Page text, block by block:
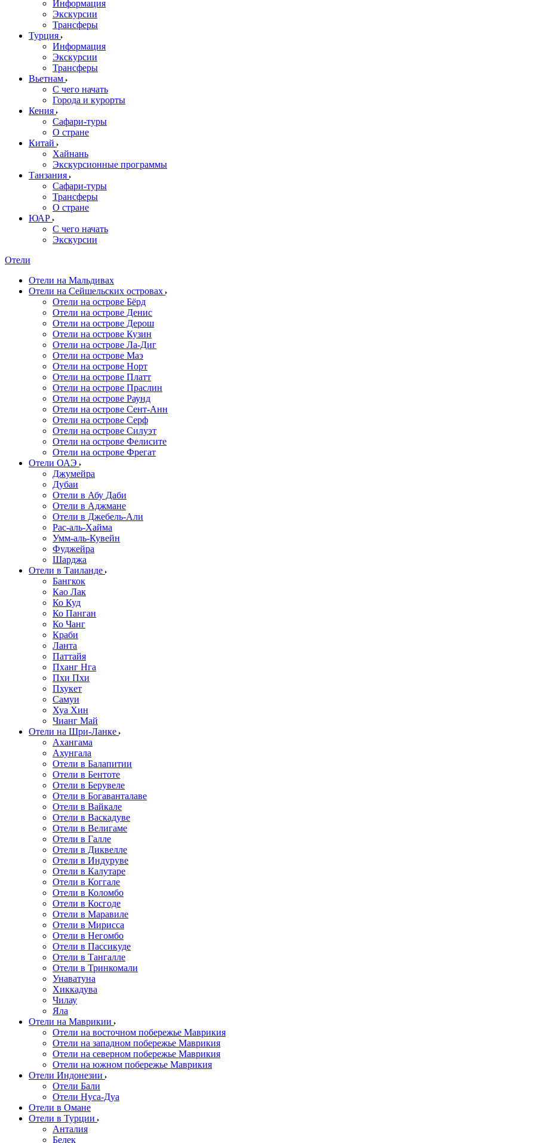
Информация
Экскурсии
Трансферы
Турция
Информация
Экскурсии
Трансферы
Вьетнам
С чего начать
Города и курорты
Кения
Сафари-туры
О стране
Китай
Хайнань
Экскурсионные программы
Танзания
Сафари-туры
Трансферы
О стране
ЮАР
С чего начать
Экскурсии
Отели
Отели на Мальдивах
Отели на Сейшельских островах
Отели на острове Бёрд
Отели на острове Денис
Отели на острове Дерош
Отели на острове Кузин
Отели на острове Ла-Диг
Отели на острове Маэ
Отели на острове Норт
Отели на острове Платт
Отели на острове Праслин
Отели на острове Раунд
Отели на острове Сент-Анн
Отели на острове Серф
Отели на острове Силуэт
Отели на острове Фелисите
Отели на острове Фрегат
Отели ОАЭ
Джумейра
Дубаи
Отели в Абу Даби
Отели в Аджмане
Отели в Джебель-Али
Рас-аль-Хайма
Умм-аль-Кувейн
Фуджейра
Шарджа
Отели в Таиланде
Бангкок
Као Лак
Ко Куд
Ко Панган
Ко Чанг
Краби
Ланта
Паттайя
Пханг Нга
Пхи Пхи
Пхукет
Самуи
Хуа Хин
Чианг Май
Отели на Шри-Ланке
Ахангама
Ахунгала
Отели в Балапитии
Отели в Бентоте
Отели в Берувеле
Отели в Богаванталаве
Отели в Вайкале
Отели в Васкадуве
Отели в Велигаме
Отели в Галле
Отели в Диквелле
Отели в Индуруве
Отели в Калутаре
Отели в Коггале
Отели в Коломбо
Отели в Косгоде
Отели в Маравиле
Отели в Мирисса
Отели в Негомбо
Отели в Пассикуде
Отели в Тангалле
Отели в Тринкомали
Унаватуна
Хиккадува
Чилау
Яла
Отели на Маврикии
Отели на восточном побережье Маврикия
Отели на западном побережье Маврикия
Отели на северном побережье Маврикия
Отели на южном побережье Маврикия
Отели Индонезии
Отели Бали
Отели Нуса-Дуа
Отели в Омане
Отели в Турции
Анталия
Белек